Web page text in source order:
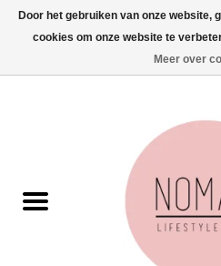
Aan tafel
Door het gebruiken van onze website,
cookies om onze website te
Meer over